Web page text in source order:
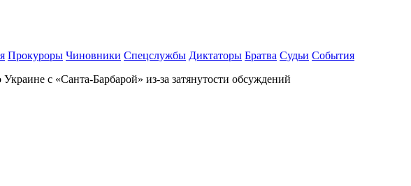
Прокуроры Чиновники Спецслужбы Диктаторы Братва Судьи События
с «Санта-Барбарой» из-за затянутости обсуждений